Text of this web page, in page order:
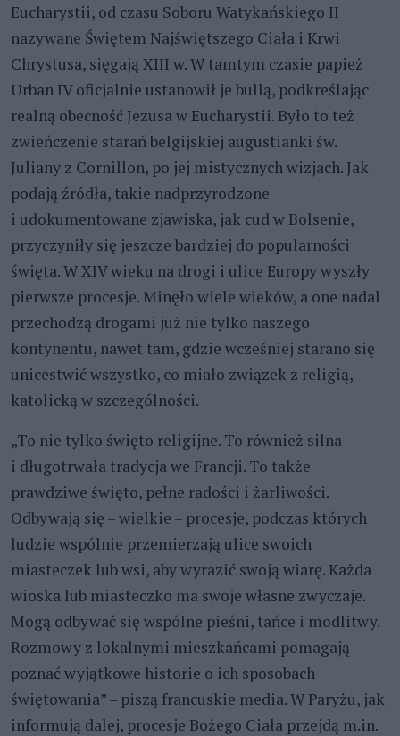
Eucharystii, od czasu Soboru Watykańskiego II
nazywane Świętem Najświętszego Ciała i Krwi
Chrystusa, sięgają XIII w. W tamtym czasie papież
Urban IV oficjalnie ustanowił je bullą, podkreślając
realną obecność Jezusa w Eucharystii. Było to też
zwieńczenie starań belgijskiej augustianki św.
Juliany z Cornillon, po jej mistycznych wizjach. Jak
podają źródła, takie nadprzyrodzone
i udokumentowane zjawiska, jak cud w Bolsenie,
przyczyniły się jeszcze bardziej do popularności
święta. W XIV wieku na drogi i ulice Europy wyszły
pierwsze procesje. Minęło wiele wieków, a one nadal
przechodzą drogami już nie tylko naszego
kontynentu, nawet tam, gdzie wcześniej starano się
unicestwić wszystko, co miało związek z religią,
katolicką w szczególności.
„To nie tylko święto religijne. To również silna
i długotrwała tradycja we Francji. To także
prawdziwe święto, pełne radości i żarliwości.
Odbywają się – wielkie – procesje, podczas których
ludzie wspólnie przemierzają ulice swoich
miasteczek lub wsi, aby wyrazić swoją wiarę. Każda
wioska lub miasteczko ma swoje własne zwyczaje.
Mogą odbywać się wspólne pieśni, tańce i modlitwy.
Rozmowy z lokalnymi mieszkańcami pomagają
poznać wyjątkowe historie o ich sposobach
świętowania” – piszą francuskie media. W Paryżu, jak
informują dalej, procesje Bożego Ciała przejdą m.in.